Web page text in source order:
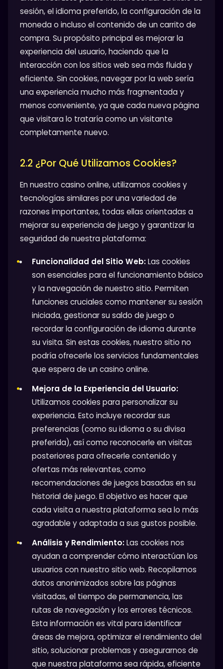
sesión, el idioma preferido, la configuración de la
moneda o incluso el contenido de un carrito de
compra. Su propósito principal es mejorar la
experiencia del usuario, haciendo que la
interacción con los sitios web sea más fluida y
eficiente. Sin cookies, navegar por la web sería
una experiencia mucho más fragmentada y
menos conveniente, ya que cada nueva página
que visitara lo trataría como un visitante
completamente nuevo.
2.2 ¿Por Qué Utilizamos Cookies?
En nuestro casino online, utilizamos cookies y
tecnologías similares por una variedad de
razones importantes, todas ellas orientadas a
mejorar su experiencia de juego y garantizar la
seguridad de nuestra plataforma:
Funcionalidad del Sitio Web:Las cookies
son esenciales para el funcionamiento básico
y la navegación de nuestro sitio. Permiten
funciones cruciales como mantener su sesión
iniciada, gestionar su saldo de juego o
recordar la configuración de idioma durante
su visita. Sin estas cookies, nuestro sitio no
podría ofrecerle los servicios fundamentales
que espera de un casino online.
Mejora de la Experiencia del Usuario:
Utilizamos cookies para personalizar su
experiencia. Esto incluye recordar sus
preferencias (como su idioma o su divisa
preferida), así como reconocerle en visitas
posteriores para ofrecerle contenido y
ofertas más relevantes, como
recomendaciones de juegos basadas en su
historial de juego. El objetivo es hacer que
cada visita a nuestra plataforma sea lo más
agradable y adaptada a sus gustos posible.
Análisis y Rendimiento:Las cookies nos
ayudan a comprender cómo interactúan los
usuarios con nuestro sitio web. Recopilamos
datos anonimizados sobre las páginas
visitadas, el tiempo de permanencia, las
rutas de navegación y los errores técnicos.
Esta información es vital para identificar
áreas de mejora, optimizar el rendimiento del
sitio, solucionar problemas y asegurarnos de
que nuestra plataforma sea rápida, eficiente